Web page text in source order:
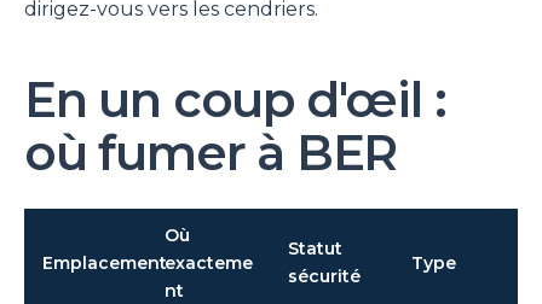
dirigez-vous vers les cendriers.
En un coup d'œil :
où fumer à BER
Emplacement
Où
exacteme
nt
Statut
sécurité
Type